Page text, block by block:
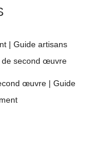
| Guide artisans
de second œuvre
œuvre | Guide